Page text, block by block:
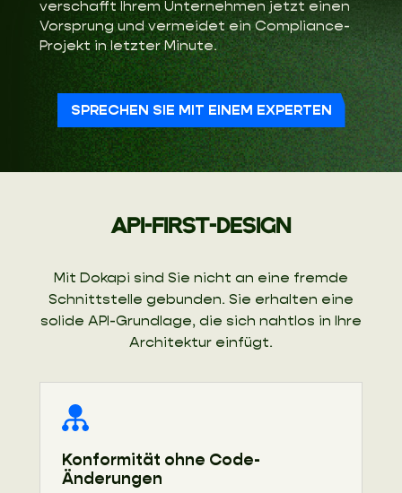
verschafft Ihrem Unternehmen jetzt einen
Vorsprung und vermeidet ein Compliance-
Projekt in letzter Minute.
SPRECHEN SIE MIT EINEM EXPERTEN
API-FIRST-DESIGN
Mit Dokapi sind Sie nicht an eine fremde
Schnittstelle gebunden. Sie erhalten eine
solide API-Grundlage, die sich nahtlos in Ihre
Architektur einfügt.
Konformität ohne Code-
Änderungen